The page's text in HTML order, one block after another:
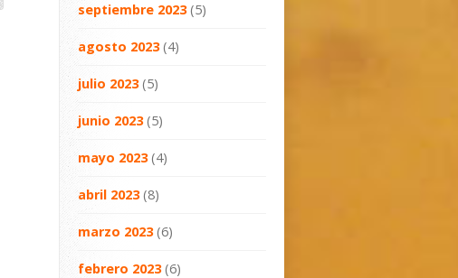
septiembre 2023(5)
agosto 2023(4)
julio 2023(5)
junio 2023(5)
mayo 2023(4)
abril 2023(8)
marzo 2023(6)
febrero 2023(6)